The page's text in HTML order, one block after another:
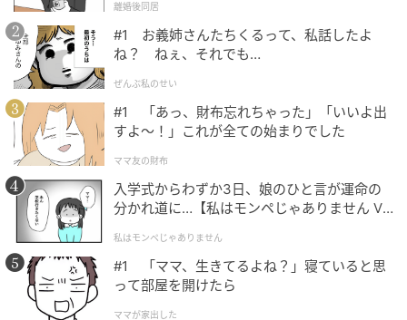
出典：select.mamastar.jp
離婚後同居
#1 お義姉さんたちくるって、私話したよ
ね？ ねぇ、それでも…
ぜんぶ私のせい
#1 「あっ、財布忘れちゃった」「いいよ出
すよ〜！」これが全ての始まりでした
ママ友の財布
入学式からわずか3日、娘のひと言が運命の
分かれ道に…【私はモンペじゃありません Vo
私はモンペじゃありません
#1 「ママ、生きてるよね？」寝ていると思
って部屋を開けたら
ママが家出した